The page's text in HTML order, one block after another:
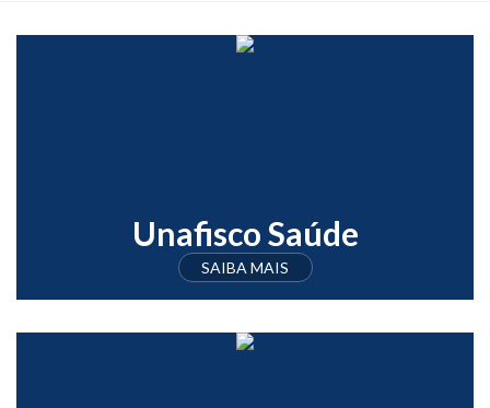
Unafisco Saúde
SAIBA MAIS